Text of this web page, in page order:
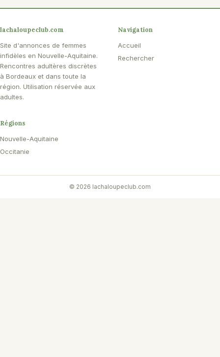
lachaloupeclub.com
Site d'annonces de femmes
infidèles en Nouvelle-Aquitaine.
Rencontres adultères discrètes
à Bordeaux et dans toute la
région. Utilisation réservée aux
adultes.
Navigation
Accueil
Rechercher
Régions
Nouvelle-Aquitaine
Occitanie
© 2026 lachaloupeclub.com